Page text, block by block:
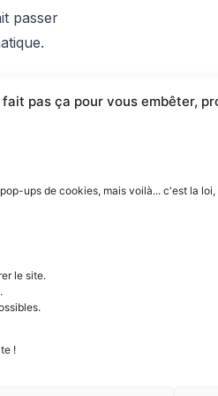
fait pas ça pour vous embêter,
ups de cookies, mais voilà... c'est la
le site.
!
passer
un risque de
garantie de